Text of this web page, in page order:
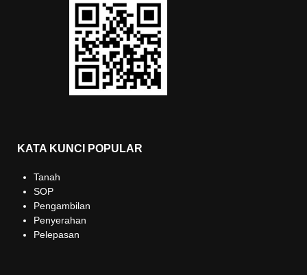
KATA KUNCI POPULAR
Tanah
SOP
Pengambilan
Penyerahan
Pelepasan